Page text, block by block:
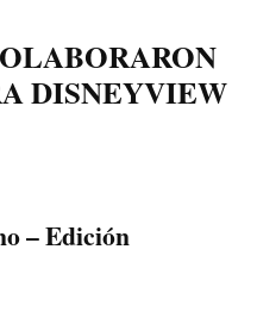
DISNEYVIEW
– Edición